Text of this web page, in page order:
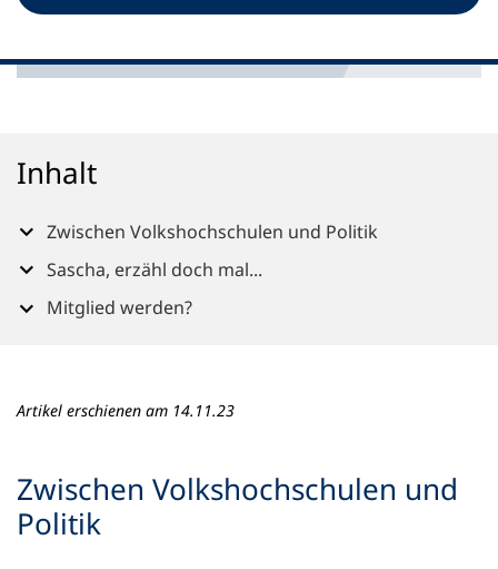
i
Inhalt
Zwischen Volkshochschulen und Politik
Sascha, erzähl doch mal...
Mitglied werden?
Artikel erschienen am 14.11.23
Zwischen Volkshochschulen und
Politik